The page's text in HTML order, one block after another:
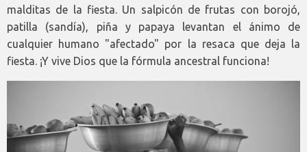
malditas de la fiesta. Un salpicón de frutas con borojó,
patilla (sandía), piña y papaya levantan el ánimo de
cualquier humano "afectado" por la resaca que deja la
fiesta. ¡Y vive Dios que la fórmula ancestral funciona!